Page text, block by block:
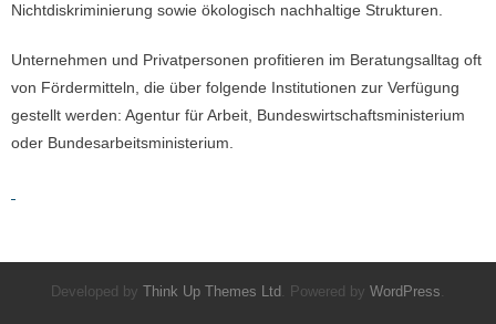
Nichtdiskriminierung sowie ökologisch nachhaltige Strukturen.
Unternehmen und Privatpersonen profitieren im Beratungsalltag oft
von Fördermitteln, die über folgende Institutionen zur Verfügung
gestellt werden: Agentur für Arbeit, Bundeswirtschaftsministerium
oder Bundesarbeitsministerium.
Developed by Think Up Themes Ltd . Powered by WordPress.